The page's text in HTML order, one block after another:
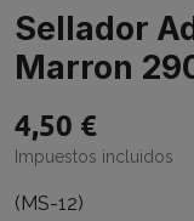
Sellador
Marron
4,50 €
Impuestos incluidos
(MS-12)